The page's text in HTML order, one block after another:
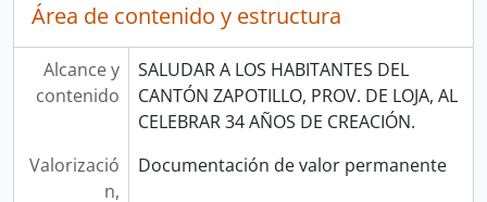
Área de contenido y estructura
Alcance y
contenido
SALUDAR A LOS HABITANTES DEL
CANTÓN ZAPOTILLO, PROV. DE LOJA, AL
CELEBRAR 34 AÑOS DE CREACIÓN.
Valorizació
n,
Documentación de valor permanente